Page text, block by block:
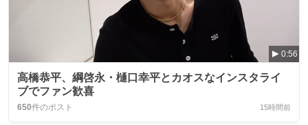
0:56
高橋恭平、綱啓永・樋口幸平とカオスなインスタライ
ブでファン歓喜
650件のポスト 15時間前